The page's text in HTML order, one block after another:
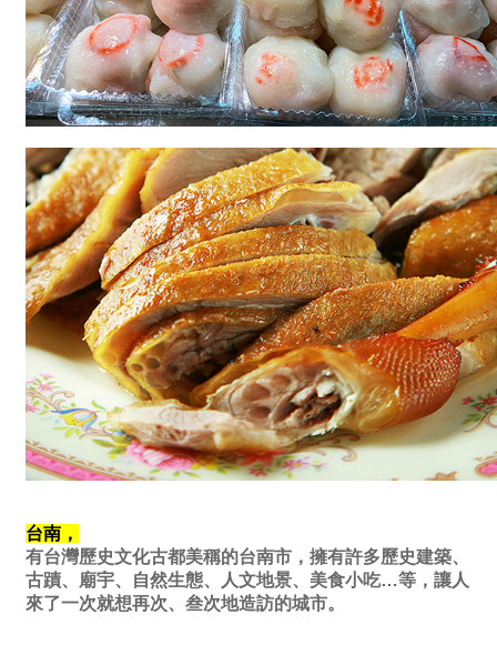
台南，
有台灣歷史文化古都美稱的台南市，擁有許多歷史建築、
古蹟、廟宇、自然生態、人文地景、美食小吃…等，讓人
來了一次就想再次、叁次地造訪的城市。